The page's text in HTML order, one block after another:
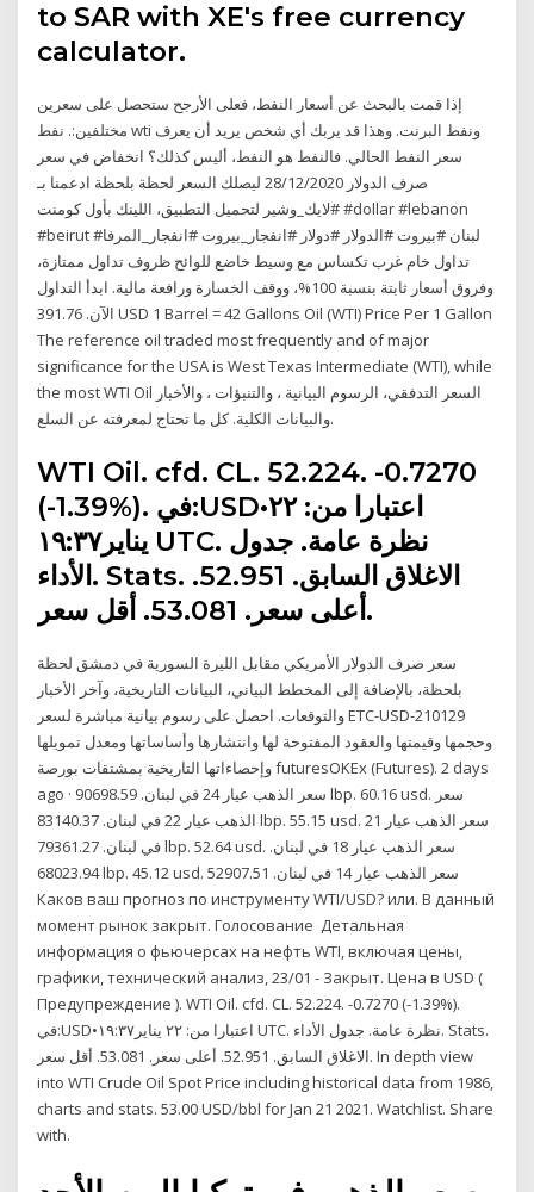
to SAR with XE's free currency
calculator.
إذا قمت بالبحث عن أسعار النفط، فعلى الأرجح ستحصل على سعرين
مختلفين:. نفط wti ونفط البرنت. وهذا قد يربك أي شخص يريد أن يعرف
سعر النفط الحالي. فالنفط هو النفط، أليس كذلك؟ انخفاض في سعر
صرف الدولار 28/12/2020 ليصلك السعر لحظة بلحظة ادعمنا بـ
#لايك_وشير لتحميل التطبيق، اللينك بأول كومنت #dollar #lebanon
#beirut #لبنان #بيروت #الدولار #دولار #انفجار_بيروت #انفجار_المرفا
تداول خام غرب تكساس مع وسيط خاضع للوائح ظروف تداول ممتازة،
وفروق أسعار ثابتة بنسبة 100%، ووقف الخسارة ورافعة مالية. ابدأ التداول
الآن. 391.76 USD 1 Barrel = 42 Gallons Oil (WTI) Price Per 1 Gallon
The reference oil traded most frequently and of major
significance for the USA is West Texas Intermediate (WTI), while
the most WTI Oil السعر التدفقي، الرسوم البيانية ، والتنبؤات ، والأخبار
والبيانات الكلية. كل ما تحتاج لمعرفته عن السلع.
WTI Oil. cfd. CL. 52.224. -0.7270
(-1.39%). في:USD•اعتبارا من: ٢٢
يناير١٩:٣٧ UTC. نظرة عامة. جدول
الأداء. Stats. الاغلاق السابق. 52.951.
أعلى سعر. 53.081. أقل سعر.
سعر صرف الدولار الأمريكي مقابل الليرة السورية في دمشق لحظة
بلحظة، بالإضافة إلى المخطط البياني، البيانات التاريخية، وآخر الأخبار
والتوقعات. احصل على رسوم بيانية مباشرة لسعر ETC-USD-210129
وحجمها وقيمتها والعقود المفتوحة لها وانتشارها وأساساتها ومعدل تمويلها
وإحصاءاتها التاريخية بمشتقات بورصة futuresOKEx (Futures). 2 days
ago · سعر الذهب عيار 24 في لبنان. 90698.59 lbp. 60.16 usd. سعر
الذهب عيار 22 في لبنان. 83140.37 lbp. 55.15 usd. سعر الذهب عيار 21
في لبنان. 79361.27 lbp. 52.64 usd. سعر الذهب عيار 18 في لبنان.
68023.94 lbp. 45.12 usd. سعر الذهب عيار 14 في لبنان. 52907.51
Каков ваш прогноз по инструменту WTI/USD? или. В данный
момент рынок закрыт. Голосование Детальная
информация о фьючерсах на нефть WTI, включая цены,
графики, технический анализ, 23/01 - Закрыт. Цена в USD (
Предупреждение ). WTI Oil. cfd. CL. 52.224. -0.7270 (-1.39%).
في:USD•اعتبارا من: ٢٢ يناير١٩:٣٧ UTC. نظرة عامة. جدول الأداء. Stats.
الاغلاق السابق. 52.951. أعلى سعر. 53.081. أقل سعر. In depth view
into WTI Crude Oil Spot Price including historical data from 1986,
charts and stats. 53.00 USD/bbl for Jan 21 2021. Watchlist. Share
with.